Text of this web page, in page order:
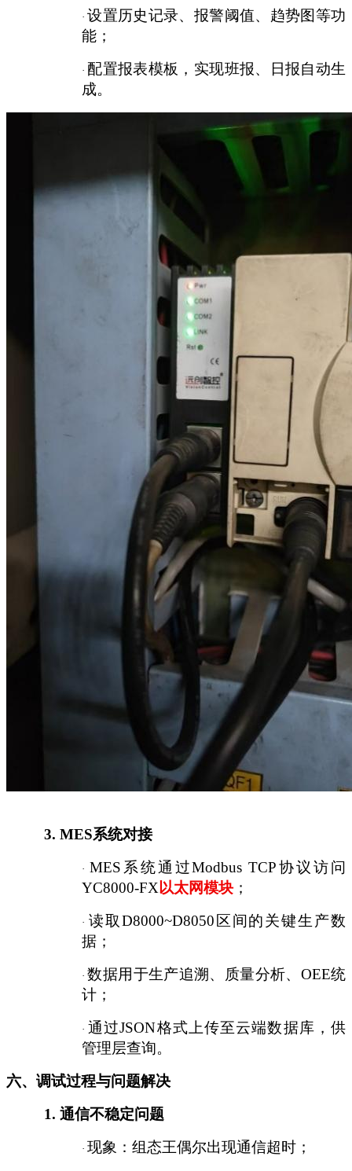
·设置历史记录、报警阈值、趋势图等功
能；
· 配置报表模板，实现班报、日报自动生
成。
3. MES系统对接
· MES系统通过Modbus TCP协议访问
YC8000-FX 以太网模块；
· 读取D8000~D8050区间的关键生产数
据；
·数据用于生产追溯、质量分析、 OEE统
计；
· 通过JSON格式上传至云端数据库，供
管理层查询。
六、调试过程与问题解决
1. 通信不稳定问题
· 现象：组态王偶尔出现通信超时；